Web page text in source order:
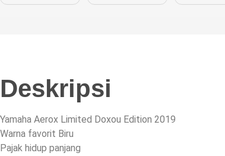
Deskripsi
Yamaha Aerox Limited Doxou Edition 2019
Warna favorit Biru
Pajak hidup panjang